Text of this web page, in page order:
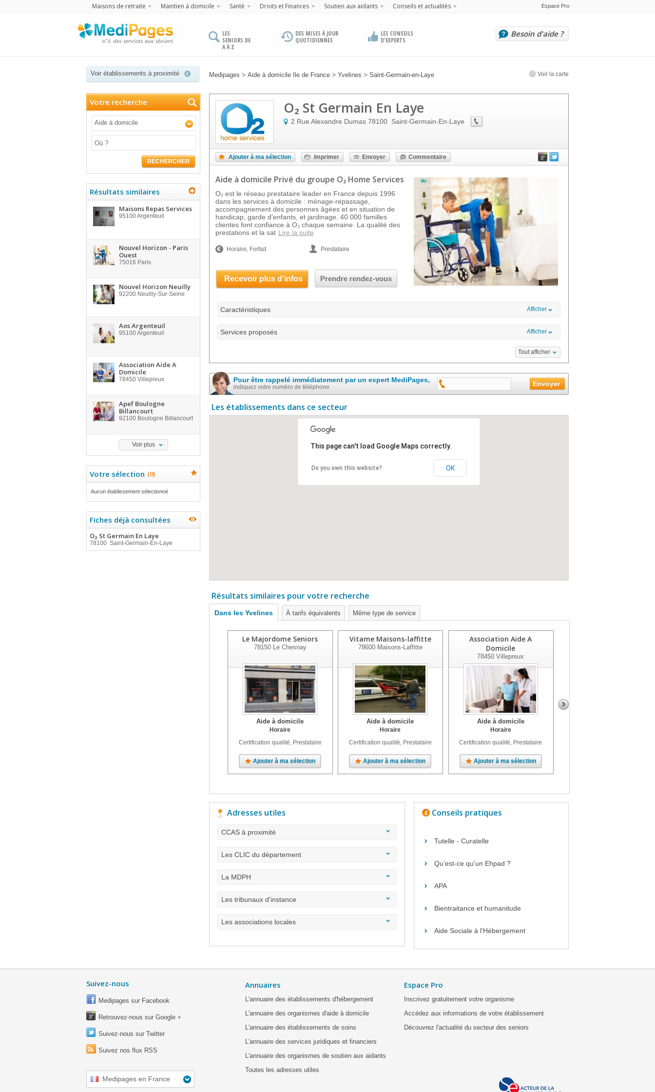
Maisons de retraite Maintien à domicile Santé Droits et Finances Soutien aux aidants Conseils et actualités Espace Pro
LES
SENIORS DE
A À Z
DES MISES À JOUR
QUOTIDIENNES
LES CONSEILS
D'EXPERTS
Besoin d'aide ?
Voir établissements à proximité Medipages > Aide à domicile Ile de France > Yvelines > Saint-Germain-en-Laye Voir la carte
Votre recherche
Aide à domicile
RECHERCHER
Résultats similaires
Maisons Repas Services
95100Argenteuil
Nouvel Horizon - Paris
Ouest
75016 Paris
Nouvel Horizon Neuilly
92200 Neuilly-Sur-Seine
Aos Argenteuil
95100Argenteuil
Association Aide A
Domicile
78450 Villepreux
Apef Boulogne
Billancourt
92100 Boulogne Billancourt
Voir plus
Votre sélection (0)
Aucun établissement sélectionné
Fiches déjà consultées
O₂ St Germain En Laye
78100 Saint-Germain-En-Laye
O₂ St Germain En Laye
2 Rue Alexandre Dumas 78100 Saint-Germain-En-Laye
Ajouter à ma sélection Imprimer Envoyer Commentaire
Aide à domicile Privé du groupe O₂ Home Services
O₂ est le réseau prestataire leader en France depuis 1996
dans les services à domicile : ménage-repassage,
accompagnement des personnes âgées et en situation de
handicap, garde d’enfants, et jardinage. 40 000 familles
clientes font confiance à O₂ chaque semaine. La qualité des
prestations et la sat Lire la suite
Horaire, Forfait Prestataire
Recevoir plus d'infos Prendre rendez-vous
Caractéristiques Afficher
Services proposés Afficher
Tout afficher
Pour être rappelé immédiatement par un expert MediPages,
indiquez votre numéro de téléphone
Les établissements dans ce secteur
This page can't load Google Maps correctly.
Do you own this website? OK
Résultats similaires pour votre recherche
Dans les Yvelines À tarifs équivalents Même type de service
Le Majordome Seniors
78150Le Chesnay
Aide à domicile
Horaire
Certification qualité, Prestataire
Ajouter à ma sélection
Vitame Maisons-laffitte
78600Maisons-Laffitte
Aide à domicile
Horaire
Certification qualité, Prestataire
Ajouter à ma sélection
Association Aide A
Domicile
78450 Villepreux
Aide à domicile
Horaire
Certification qualité, Prestataire
Ajouter à ma sélection
Adresses utiles
CCAS à proximité
Les CLIC du département
La MDPH
Les tribunaux d'instance
Les associations locales
Conseils pratiques
Tutelle - Curatelle
Qu’est-ce qu’un Ehpad ?
APA
Bientraitance et humanitude
Aide Sociale à l'Hébergement
Suivez-nous
Medipages sur Facebook
Retrouvez-nous sur Google +
Suivez-nous sur Twitter
Suivez nos flux RSS
Medipages en France
Annuaires
L'annuaire des établissements d'hébergement
L'annuaire des organismes d'aide à domicile
L'annuaire des établissements de soins
L'annuaire des services juridiques et financiers
L'annuaire des organismes de soutien aux aidants
Toutes les adresses utiles
Espace Pro
Inscrivez gratuitement votre organisme
Accédez aux informations de votre établissement
Découvrez l'actualité du secteur des seniors